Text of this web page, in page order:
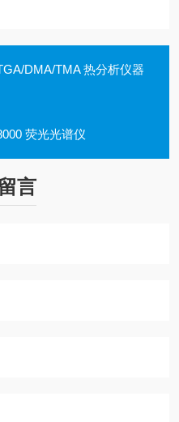
DMA/TMA 热分析仪器
荧光光谱仪
言